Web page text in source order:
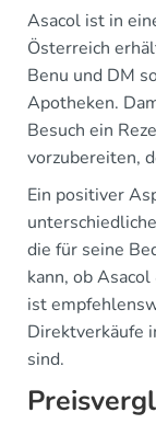
Asacol ist in
Österreich
Benu und DM
Apotheken.
Besuch ein
vorzubereiten,
Ein positiver
die für seine
kann, ob
ist
Direktverkäufe
sind.